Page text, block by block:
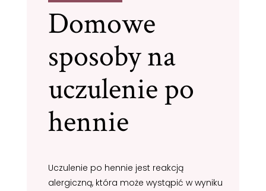
Domowe
sposoby na
uczulenie po
hennie
Uczulenie po hennie jest reakcją
alergiczną, która może wystąpić w wyniku